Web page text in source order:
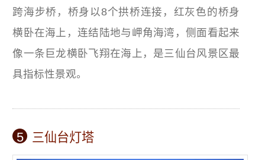
跨海步桥，桥身以8个拱桥连接，红灰色的桥身
横卧在海上，连结陆地与岬角海湾，侧面看起来
像一条巨龙横卧飞翔在海上，是三仙台风景区最
具指标性景观。
5 三仙台灯塔